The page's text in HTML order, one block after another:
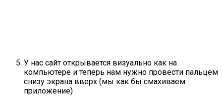
У нас сайт открывается визуально как на
компьютере и теперь нам нужно провести пальцем
снизу экрана вверх (мы как бы смахиваем
приложение)